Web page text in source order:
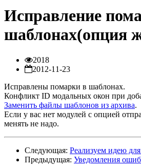
Исправление
шаблонах(опция
2018
2012-11-23
Исправлены помарки в шаблонах.
Конфликт ID модальных окон при
Заменить файлы шаблонов из архива.
Если у вас нет модулей с опцией
менять не надо.
Следующая: Реализуем идею
Предыдущая: Уведомления